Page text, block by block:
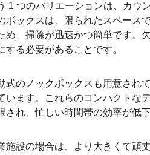
1 つのバリエーションは、カウ
ボックスは、限られたスペース
め、掃除が迅速かつ簡単です。
する必要があることです。
式のノックボックスも用意され
います。これらのコンパクトな
され、忙しい時間帯の効率が低
施設の場合は、より大きくて頑